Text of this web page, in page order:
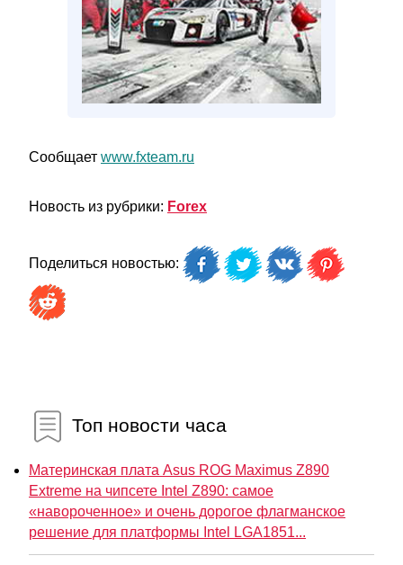
Сообщает www.fxteam.ru
Новость из рубрики: Forex
Поделиться новостью:
Топ новости часа
Материнская плата Asus ROG Maximus Z890
Extreme на чипсете Intel Z890: самое
«навороченное» и очень дорогое флагманское
решение для платформы Intel LGA1851...